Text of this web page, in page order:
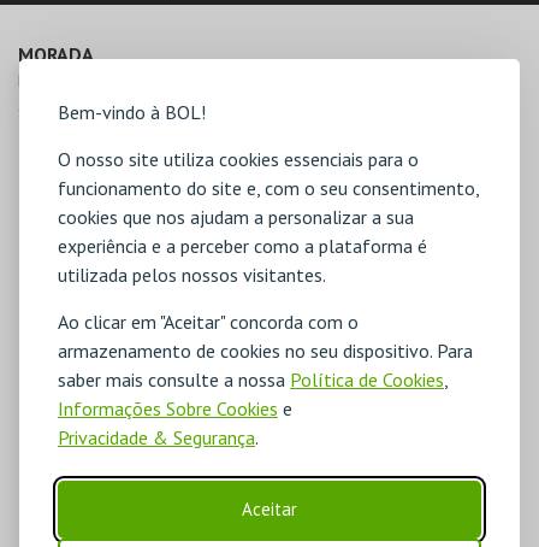
Bem-vindo à BOL!
O nosso site utiliza cookies essenciais para o
funcionamento do site e, com o seu consentimento,
cookies que nos ajudam a personalizar a sua
experiência e a perceber como a plataforma é
utilizada pelos nossos visitantes.
Ao clicar em "Aceitar" concorda com o
armazenamento de cookies no seu dispositivo. Para
saber mais consulte a nossa Política de Cookies,
Informações Sobre Cookies e
Privacidade & Segurança.
Aceitar
MORADA
Rua de Lisboa nº 5 Loja 12
2765-240 Estoril